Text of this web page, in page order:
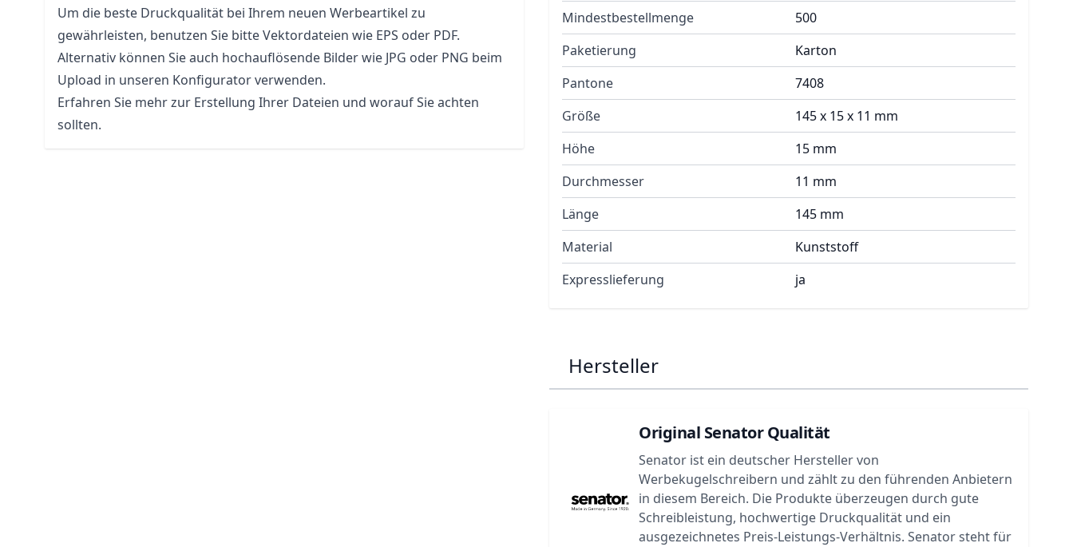
Um die beste Druckqualität bei Ihrem neuen Werbeartikel zu
gewährleisten, benutzen Sie bitte Vektordateien wie EPS oder PDF.
Alternativ können Sie auch hochauflösende Bilder wie JPG oder PNG beim
Upload in unseren Konfigurator verwenden.
Erfahren Sie mehr zur Erstellung Ihrer Dateien und worauf Sie achten
sollten.
Mindestbestellmenge
500
Paketierung
Karton
Pantone
7408
Größe
145 x 15 x 11 mm
Höhe
15 mm
Durchmesser
11 mm
Länge
145 mm
Material
Kunststoff
Expresslieferung
ja
Hersteller
Original Senator Qualität
Senator ist ein deutscher Hersteller von
Werbekugelschreibern und zählt zu den führenden Anbietern
in diesem Bereich. Die Produkte überzeugen durch gute
Schreibleistung, hochwertige Druckqualität und ein
ausgezeichnetes Preis-Leistungs-Verhältnis. Senator steht für